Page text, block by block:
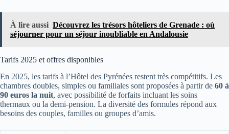
À lire aussi Découvrez les trésors hôteliers de Grenade : où
séjourner pour un séjour inoubliable en Andalousie
Tarifs 2025 et offres disponibles
En 2025, les tarifs à l’Hôtel des Pyrénées restent très compétitifs. Les
chambres doubles, simples ou familiales sont proposées à partir de 60 à
90 euros la nuit, avec possibilité de forfaits incluant les soins
thermaux ou la demi-pension. La diversité des formules répond aux
besoins des couples, familles ou groupes d’amis.